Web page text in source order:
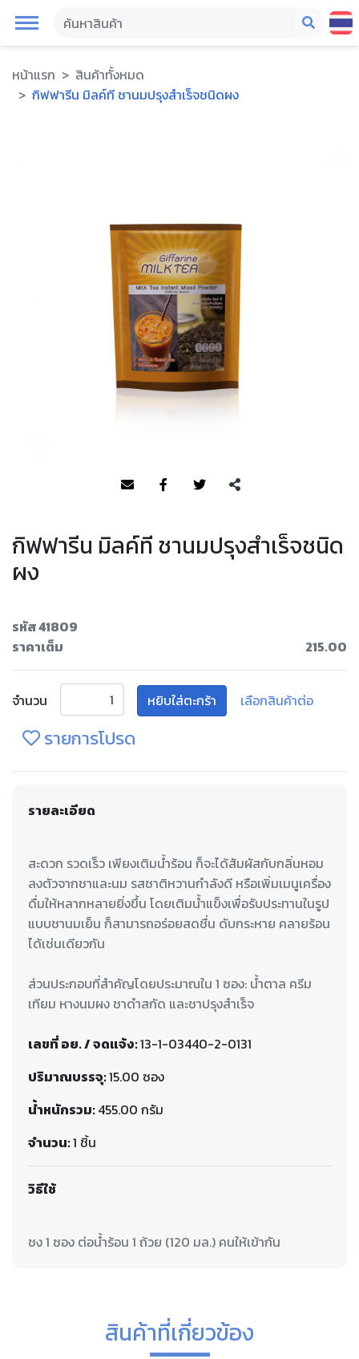
หน้าแรก
สินค้าทั้งหมด
กิฟฟารีน มิลค์ที ชานมปรุงสำเร็จชนิดผง
กิฟฟารีน มิลค์ที ชานมปรุงสำเร็จชนิด
ผง
รหัส 41809
ราคาเต็ม
215.00
จำนวน หยิบใส่ตะกร้า เลือกสินค้าต่อ
รายการโปรด
รายละเอียด
สะดวก รวดเร็ว เพียงเติมน้ำร้อน ก็จะได้สัมผัสกับกลิ่นหอม
ลงตัวจากชาและนม รสชาติหวานกำลังดี หรือเพิ่มเมนูเครื่อง
ดื่มให้หลากหลายยิ่งขึ้น โดยเติมน้ำแข็งเพื่อรับประทานในรูป
แบบชานมเย็น ก็สามารถอร่อยสดชื่น ดับกระหาย คลายร้อน
ส่วนประกอบที่สำคัญโดยประมาณใน 1 ซอง: น้ำตาล ครีม
เทียม หางนมผง ชาดำสกัด และชาปรุงสำเร็จ
เลขที่ อย. / จดแจ้ง:13-1-03440-2-0131
ปริมาณบรรจุ:15.00 ซอง
น้ำหนักรวม:455.00 กรัม
จำนวน:1 ชิ้น
วิธีใช้
สินค้าที่เกี่ยวข้อง